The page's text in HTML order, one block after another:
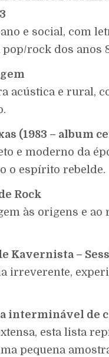
e social, com
pop/rock dos anos
acústica e rural,
(1983 – album
e moderno da
o espírito rebelde.
Rock
às origens e ao
Kavernista –
irreverente,
interminável de
esta lista
pequena